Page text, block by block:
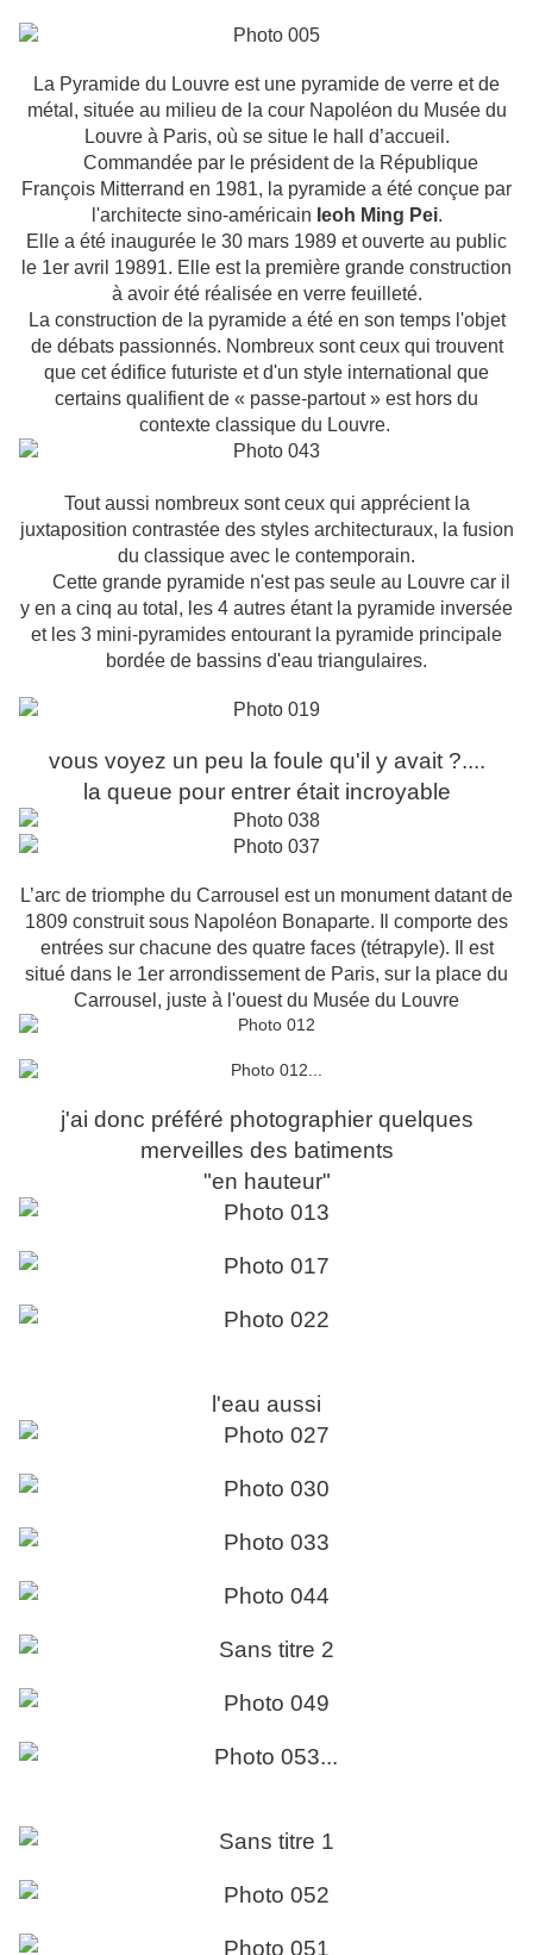
La Pyramide du Louvre est une pyramide de verre et de
métal, située au milieu de la cour Napoléon du Musée du
Louvre à Paris, où se situe le hall d’accueil.
Commandée par le président de la République
François Mitterrand en 1981, la pyramide a été conçue par
l'architecte sino-américain Ieoh Ming Pei.
Elle a été inaugurée le 30 mars 1989 et ouverte au public
le 1er avril 19891. Elle est la première grande construction
à avoir été réalisée en verre feuilleté.
La construction de la pyramide a été en son temps l'objet
de débats passionnés. Nombreux sont ceux qui trouvent
que cet édifice futuriste et d'un style international que
certains qualifient de « passe-partout » est hors du
contexte classique du Louvre.
Tout aussi nombreux sont ceux qui apprécient la
juxtaposition contrastée des styles architecturaux, la fusion
du classique avec le contemporain.
Cette grande pyramide n'est pas seule au Louvre car il
y en a cinq au total, les 4 autres étant la pyramide inversée
et les 3 mini-pyramides entourant la pyramide principale
bordée de bassins d'eau triangulaires.
vous voyez un peu la foule qu'il y avait ?....
la queue pour entrer était incroyable
L’arc de triomphe du Carrousel est un monument datant de
1809 construit sous Napoléon Bonaparte. Il comporte des
entrées sur chacune des quatre faces (tétrapyle). Il est
situé dans le 1er arrondissement de Paris, sur la place du
Carrousel, juste à l'ouest du Musée du Louvre
j'ai donc préféré photographier quelques
merveilles des batiments
"en hauteur"
l'eau aussi